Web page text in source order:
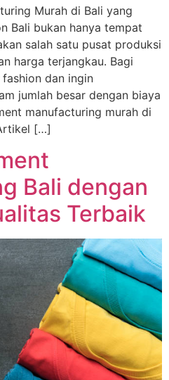
Murah di Bali yang
Bali bukan hanya tempat
salah satu pusat produksi
harga terjangkau. Bagi
dan ingin
jumlah besar dengan biaya
manufacturing murah di
[…]
Bali dengan
Terbaik